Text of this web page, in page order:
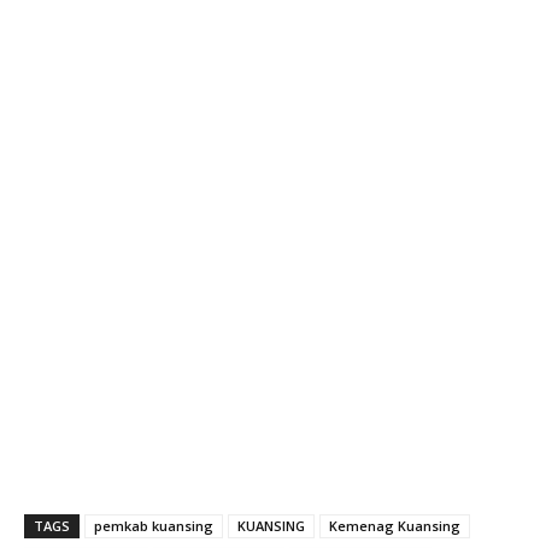
TAGS pemkab kuansing KUANSING
Kemenag Kuansing